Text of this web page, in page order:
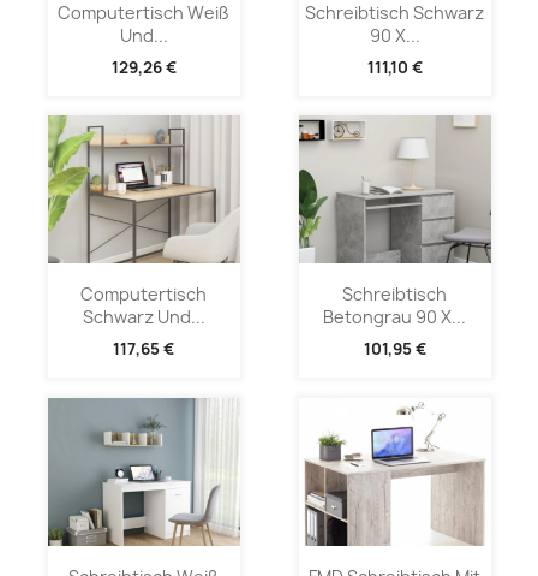
Computertisch Weiß
Und...
129,26 €
Schreibtisch Schwarz
90 X...
111,10 €
Computertisch
Schwarz Und...
117,65 €
Schreibtisch
Betongrau 90 X...
101,95 €